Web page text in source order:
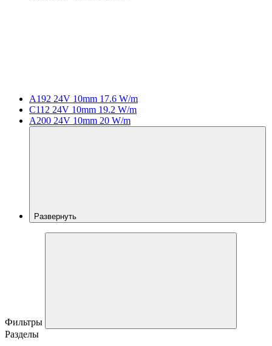
A192 24V 10mm 17.6 W/m
C112 24V 10mm 19.2 W/m
A200 24V 10mm 20 W/m
Развернуть
Фильтры
Разделы